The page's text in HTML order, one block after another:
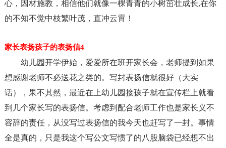
心，因材施教，相信他们就像一棵青青的小树茁壮成长,在你
的不知不觉中枝繁叶茂，直冲云霄！
家长表扬孩子的表扬信4
幼儿园开学伊始，爱爱所在班开家长会，老师提到如果
想感谢老师不必送花之类的。写封表扬信就很好（大实
话），果不其然，最近在上幼儿园接孩子就在宣传栏上就看
到几个家长写的表扬信。考虑到配合老师工作也是家长义不
容辞的责任，从没写过表扬信的我今天也赶写了一封。事情
全是真的，只是我这个写公文写惯了的八股脑袋已经想不出